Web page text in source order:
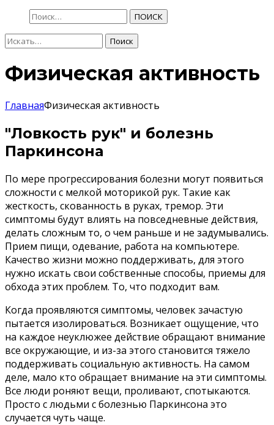
ПОИСК
Поиск: Поиск
Физическая активность
ГлавнаяФизическая активность
"Ловкость рук" и болезнь
Паркинсона
По мере прогрессирования болезни могут появиться
сложности с мелкой моторикой рук. Такие как
жесткость, скованность в руках, тремор. Эти
симптомы будут влиять на повседневные действия,
делать сложным то, о чем раньше и не задумывались.
Прием пищи, одевание, работа на компьютере.
Качество жизни можно поддерживать, для этого
нужно искать свои собственные способы, приемы для
обхода этих проблем. То, что подходит вам.
Когда проявляются симптомы, человек зачастую
пытается изолироваться. Возникает ощущение, что
на каждое неуклюжее действие обращают внимание
все окружающие, и из-за этого становится тяжело
поддерживать социальную активность. На самом
деле, мало кто обращает внимание на эти симптомы.
Все люди роняют вещи, проливают, спотыкаются.
Просто с людьми с болезнью Паркинсона это
случается чуть чаще.